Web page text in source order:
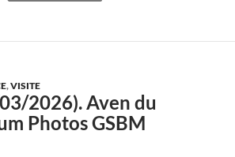
,VISITE
2026). Aven du
Photos GSBM